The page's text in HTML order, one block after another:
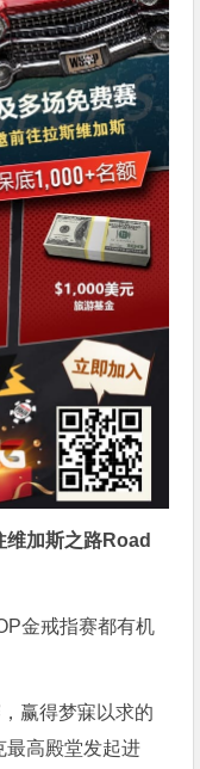
维加斯之路Road
金戒指赛都有机
赢得梦寐以求的
最高殿堂发起进